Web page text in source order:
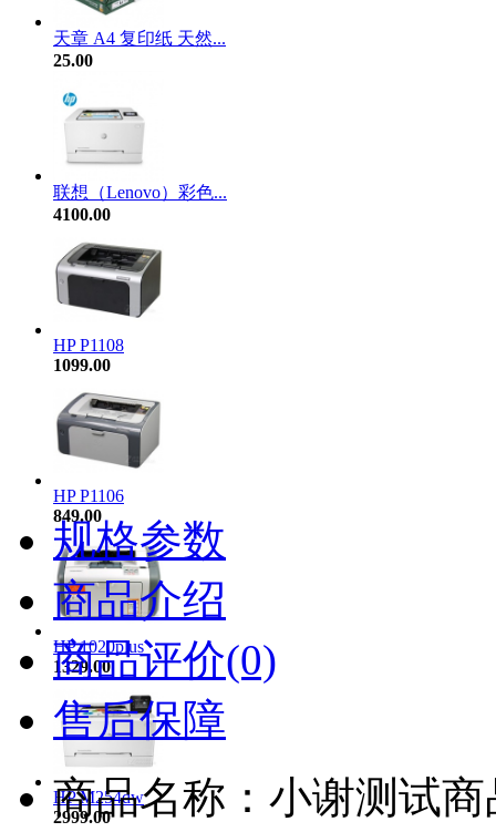
天章 A4 复印纸 天然...
25.00
联想（Lenovo）彩色...
4100.00
HP P1108
1099.00
HP P1106
849.00
HP 1020plus
1329.00
HP M254dw
2999.00
规格参数
商品介绍
商品评价(0)
售后保障
商品名称：小谢测试商